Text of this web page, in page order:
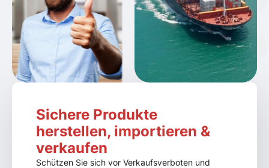
Sichere Produkte
herstellen, importieren &
verkaufen
Schützen Sie sich vor Verkaufsverboten und